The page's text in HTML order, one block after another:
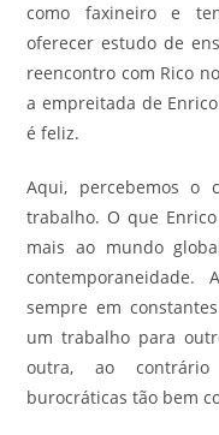
como faxineiro e
oferecer estudo de
reencontro com Rico
a empreitada de
é feliz.
Aqui, percebemos o
trabalho. O que
mais ao mundo
contemporaneidade.
sempre em
um trabalho para
outra, ao
burocráticas tão bem